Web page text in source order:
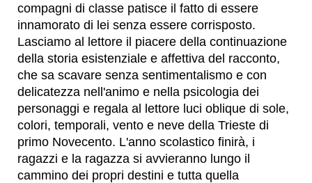
compagni di classe patisce il fatto di essere
innamorato di lei senza essere corrisposto.
Lasciamo al lettore il piacere della continuazione
della storia esistenziale e affettiva del racconto,
che sa scavare senza sentimentalismo e con
delicatezza nell'animo e nella psicologia dei
personaggi e regala al lettore luci oblique di sole,
colori, temporali, vento e neve della Trieste di
primo Novecento. L'anno scolastico finirà, i
ragazzi e la ragazza si avvieranno lungo il
cammino dei propri destini e tutta quella